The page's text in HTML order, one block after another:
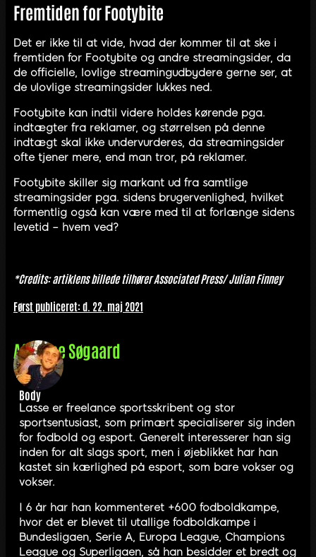
Fremtiden for Footybite
Det er ikke til at vide, hvad der kommer til at ske i
fremtiden for Footybite og andre streamingsider, da
de officielle, lovlige streamingudbydere gerne ser, at
de ulovlige streamingsider lukkes ned.
Footybite kan indtil videre holdes kørende pga.
indtægter fra reklamer, og størrelsen på denne
indtægt skal ikke undervurderes, da streamingsider
ofte tjener mere, end man tror, på reklamer.
Footybite skiller sig markant ud fra samtlige
streamingsider pga. sidens brugervenlighed, hvilket
formentlig også kan være med til at forlænge sidens
levetid – hvem ved?
*Credits: artiklens billede tilhører Associated Press/ Julian Finney
Først publiceret: d. 22. maj 2021
AfLasse Søgaard
Body
Lasse er freelance sportsskribent og stor
sportsentusiast, som primært specialiserer sig inden
for fodbold og esport. Generelt interesserer han sig
inden for alt slags sport, men i øjeblikket har han
kastet sin kærlighed på esport, som bare vokser og
vokser.
I 6 år har han kommenteret +600 fodboldkampe,
hvor det er blevet til utallige fodboldkampe i
Bundesligaen, Serie A, Europa League, Champions
League og Superligaen, så han besidder et bredt og